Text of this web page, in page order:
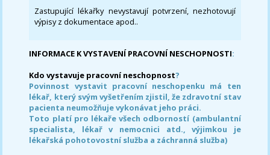
Zastupující lékařky nevystavují potvrzení, nezhotovují
výpisy z dokumentace apod..
INFORMACE K VYSTAVENÍ PRACOVNÍ NESCHOPNOSTI:
Kdo vystavuje pracovní neschopnost?
Povinnost vystavit pracovní neschopenku má ten
lékař, který svým vyšetřením zjistil, že zdravotní stav
pacienta neumožňuje vykonávat jeho práci.
Toto platí pro lékaře všech odborností (ambulantní
specialista, lékař v nemocnici atd., výjimkou je
lékařská pohotovostní služba a záchranná služba)